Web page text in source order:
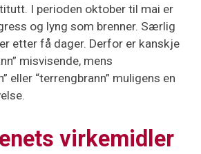
I perioden oktober til mai er
og lyng som brenner. Særlig
etter få dager. Derfor er kanskje
misvisende, mens
eller “terrengbrann” muligens en
virkemidler